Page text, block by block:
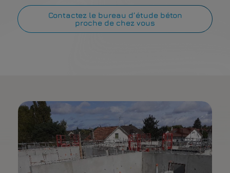
Contactez le bureau d’étude béton
proche de chez vous